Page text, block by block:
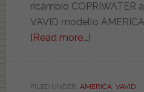
ricambio COPRIWATER
VAVID modello
[Read more...]
BIANCO.
FILED UNDER: AMERICA, VAVID